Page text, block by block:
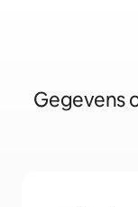
Gegevens